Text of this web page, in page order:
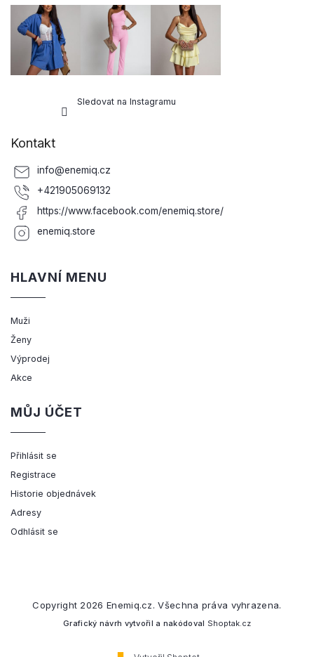
Sledovat na Instagramu
Kontakt
info@enemiq.cz
+421905069132
https://www.facebook.com/enemiq.store/
enemiq.store
HLAVNÍ MENU
Muži
Ženy
Výprodej
Akce
MŮJ ÚČET
Přihlásit se
Registrace
Historie objednávek
Adresy
Odhlásit se
Copyright 2026 Enemiq.cz. Všechna práva vyhrazena.
Grafický návrh vytvořil a nakódoval Shoptak.cz